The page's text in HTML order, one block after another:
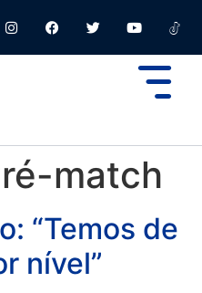
match
“Temos de
nível”